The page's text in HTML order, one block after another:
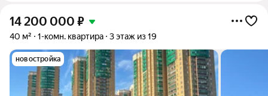
14 200 000 ₽
40 м² 1-комн. квартира 3 этаж из 19
новостройка